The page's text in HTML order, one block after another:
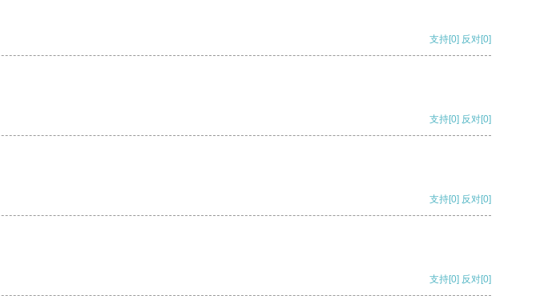
支持[0] 反对[0]
支持[0] 反对[0]
支持[0] 反对[0]
支持[0] 反对[0]